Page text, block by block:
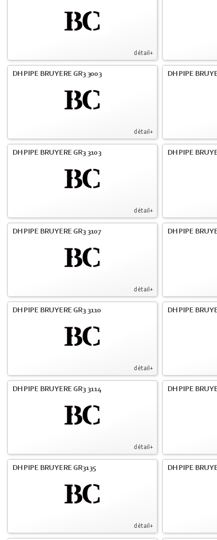
détail+
détail+
DH PIPE BRUYERE GR3 3003 DH PIPE
détail+
DH PIPE BRUYERE GR3 3103 DH PIPE
détail+
DH PIPE BRUYERE GR3 3107 DH PIPE
détail+
DH PIPE BRUYERE GR3 3110 DH PIPE
détail+
DH PIPE BRUYERE GR3 3114 DH PIPE
détail+
DH PIPE BRUYERE GR3135 DH PIPE